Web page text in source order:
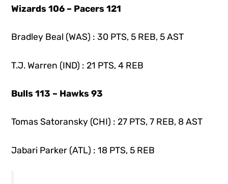
Wizards 106 – Pacers 121
Bradley Beal (WAS) : 30 PTS, 5 REB, 5 AST
T.J. Warren (IND) : 21 PTS, 4 REB
Bulls 113 – Hawks 93
Tomas Satoransky (CHI) : 27 PTS, 7 REB, 8 AST
Jabari Parker (ATL) : 18 PTS, 5 REB